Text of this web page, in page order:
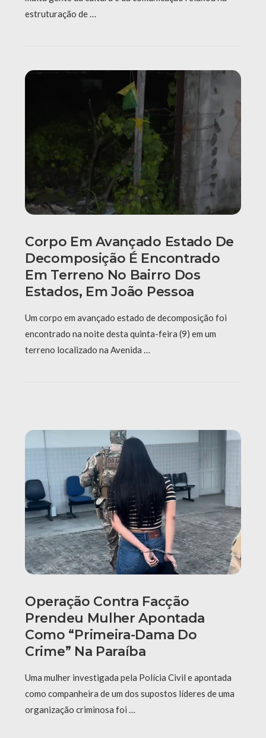
estruturação de …
Corpo Em Avançado Estado De
Decomposição É Encontrado
Em Terreno No Bairro Dos
Estados, Em João Pessoa
Um corpo em avançado estado de decomposição foi
encontrado na noite desta quinta-feira (9) em um
terreno localizado na Avenida …
Operação Contra Facção
Prendeu Mulher Apontada
Como “primeira-Dama Do
Crime” Na Paraíba
Uma mulher investigada pela Polícia Civil e apontada
como companheira de um dos supostos líderes de uma
organização criminosa foi …